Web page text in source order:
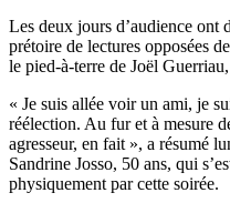
Les deux jours d’audience ont
prétoire de lectures opposées
le pied-à-terre de Joël
« Je suis allée voir un ami, je
réélection. Au fur et à mesure
agresseur, en fait », a résumé
Sandrine Josso, 50 ans, qui
physiquement par cette soirée.